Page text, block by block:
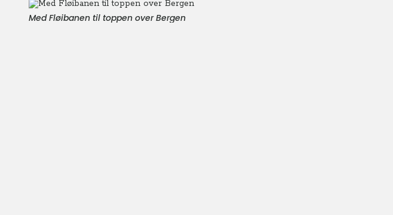
Med Fløibanen til toppen over Bergen